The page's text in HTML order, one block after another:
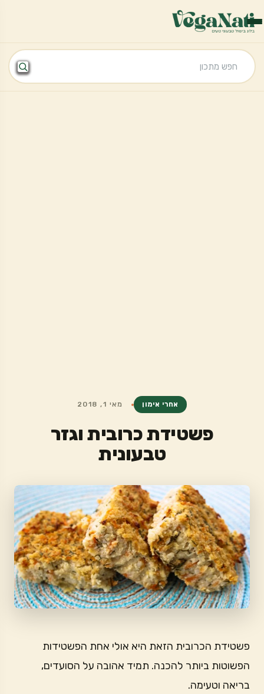
אחרי אימון מאי 1, 2018
פשטידת כרובית וגזר
טבעונית
פשטידת הכרובית הזאת היא אולי אחת הפשטידות
הפשוטות ביותר להכנה. תמיד אהובה על הסועדים,
בריאה וטעימה.